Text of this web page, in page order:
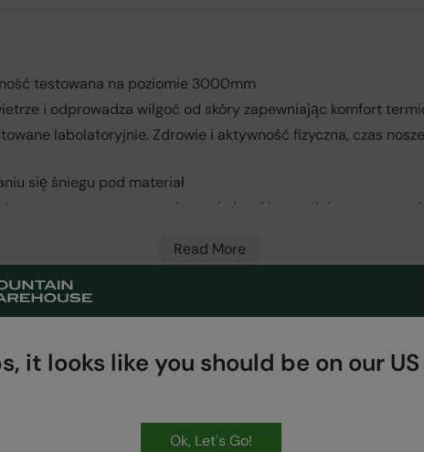
testowana na poziomie 3000mm
i odprowadza wilgoć od skóry zapewniając komfort
labolatoryjnie. Zdrowie i aktywność fizyczna, czas
się śniegu pod materiał
po wewnętrznej stronie kostki, zaprojektowany w
Read More
it looks like you should be on our
Ok, Let's Go!